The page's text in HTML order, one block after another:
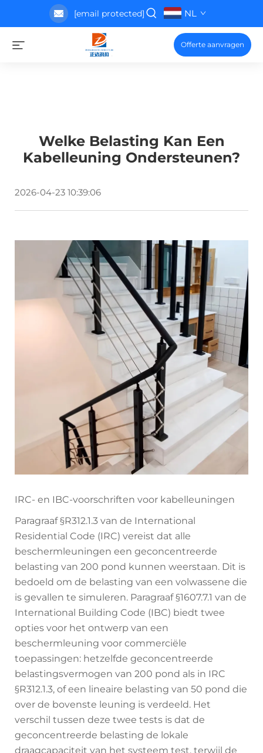
[email protected] NL
Offerte aanvragen
Welke Belasting Kan Een
Kabelleuning Ondersteunen?
2026-04-23 10:39:06
IRC- en IBC-voorschriften voor kabelleuningen
Paragraaf §R312.1.3 van de International
Residential Code (IRC) vereist dat alle
beschermleuningen een geconcentreerde
belasting van 200 pond kunnen weerstaan. Dit is
bedoeld om de belasting van een volwassene die
is gevallen te simuleren. Paragraaf §1607.7.1 van de
International Building Code (IBC) biedt twee
opties voor het ontwerp van een
beschermleuning voor commerciële
toepassingen: hetzelfde geconcentreerde
belastingsvermogen van 200 pond als in IRC
§R312.1.3, of een lineaire belasting van 50 pond die
over de bovenste leuning is verdeeld. Het
verschil tussen deze twee tests is dat de
geconcentreerde belasting de lokale
draagcapaciteit van het systeem test, terwijl de